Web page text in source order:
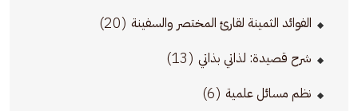
الفوائد الثمينة لقارئ المختصر والسفينة (20)
شرح قصيدة: لذاتي بذاتي (13)
نظم مسائل علمية (6)